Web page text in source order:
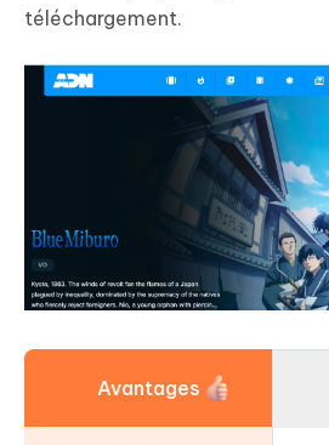
téléchargement.
Avantages